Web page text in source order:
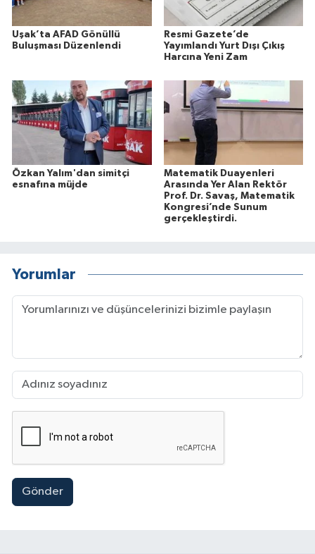
Uşak’ta AFAD Gönüllü
Buluşması Düzenlendi
Resmi Gazete’de
Yayımlandı Yurt Dışı Çıkış
Harcına Yeni Zam
Özkan Yalım'dan simitçi
esnafına müjde
Matematik Duayenleri
Arasında Yer Alan Rektör
Prof. Dr. Savaş, Matematik
Kongresi’nde Sunum
gerçekleştirdi.
Yorumlar
Gönder